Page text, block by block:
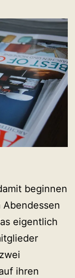
beginnen
eigentlich
ihren